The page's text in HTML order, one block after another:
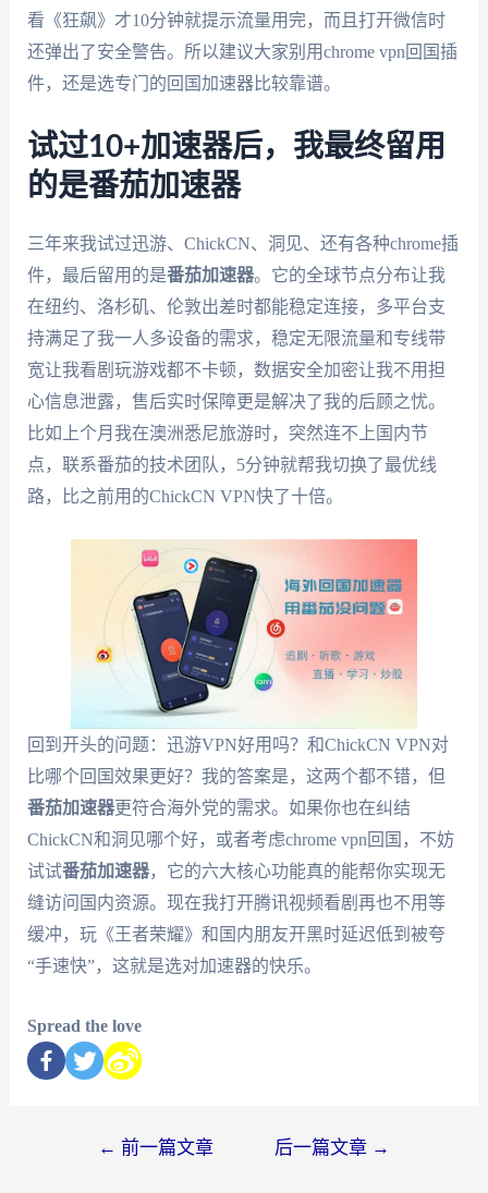
看《狂飙》才10分钟就提示流量用完，而且打开微信时
还弹出了安全警告。所以建议大家别用chrome vpn回国插
件，还是选专门的回国加速器比较靠谱。
试过10+加速器后，我最终留用
的是番茄加速器
三年来我试过迅游、ChickCN、洞见、还有各种chrome插
件，最后留用的是番茄加速器。它的全球节点分布让我
在纽约、洛杉矶、伦敦出差时都能稳定连接，多平台支
持满足了我一人多设备的需求，稳定无限流量和专线带
宽让我看剧玩游戏都不卡顿，数据安全加密让我不用担
心信息泄露，售后实时保障更是解决了我的后顾之忧。
比如上个月我在澳洲悉尼旅游时，突然连不上国内节
点，联系番茄的技术团队，5分钟就帮我切换了最优线
路，比之前用的ChickCN VPN快了十倍。
回到开头的问题：迅游VPN好用吗？和ChickCN VPN对
比哪个回国效果更好？我的答案是，这两个都不错，但
番茄加速器更符合海外党的需求。如果你也在纠结
ChickCN和洞见哪个好，或者考虑chrome vpn回国，不妨
试试番茄加速器，它的六大核心功能真的能帮你实现无
缝访问国内资源。现在我打开腾讯视频看剧再也不用等
缓冲，玩《王者荣耀》和国内朋友开黑时延迟低到被夸
“手速快”，这就是选对加速器的快乐。
Spread the love
← 前一篇文章 后一篇文章 →